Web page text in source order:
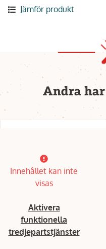
Jämför produkt
Andra har
Innehållet kan inte
visas
Aktivera
funktionella
tredjepartstjänster